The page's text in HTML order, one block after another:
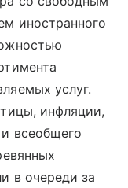
иностранного
услуг.
инфляции,
всеобщего
в очереди за